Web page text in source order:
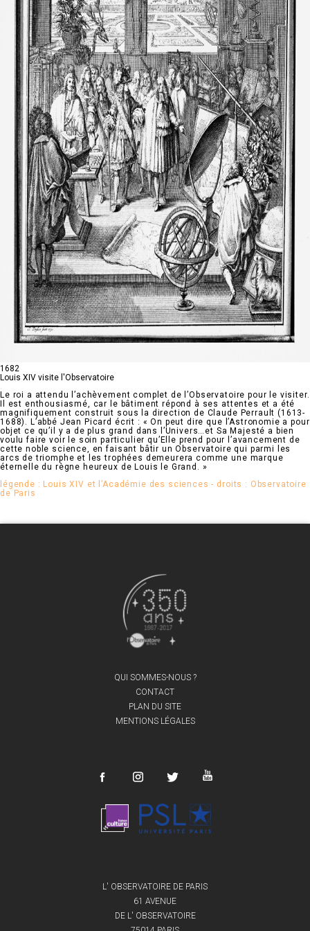
1682
Louis XIV visite l'Observatoire
Le roi a attendu l’achèvement complet de l’Observatoire pour le visiter.
Il est enthousiasmé, car le bâtiment répond à ses attentes et a été
magnifiquement construit sous la direction de Claude Perrault (1613-
1688). L’abbé Jean Picard écrit : « On peut dire que l’Astronomie a pour
objet ce qu’il y a de plus grand dans l’Univers…et Sa Majesté a bien
voulu faire voir le soin particulier qu’Elle prend pour l’avancement de
cette noble science, en faisant bâtir un Observatoire qui parmi les
arcs de triomphe et les trophées demeurera comme une marque
éternelle du règne heureux de Louis le Grand. »
légende : Louis XIV et l’Académie des sciences - droits : Observatoire
de Paris
QUI SOMMES-NOUS ?
CONTACT
PLAN DU SITE
MENTIONS LÉGALES
L' OBSERVATOIRE DE PARIS
61 AVENUE
DE L' OBSERVATOIRE